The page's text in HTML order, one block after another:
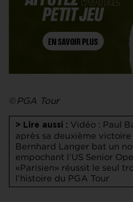
©PGA Tour
> Lire aussi : Vidéo : Paul
après sa deuxième
Bernhard Langer bat un
empochant l’US Senior
«Parisien» réussit le seul
l’histoire du PGA Tour